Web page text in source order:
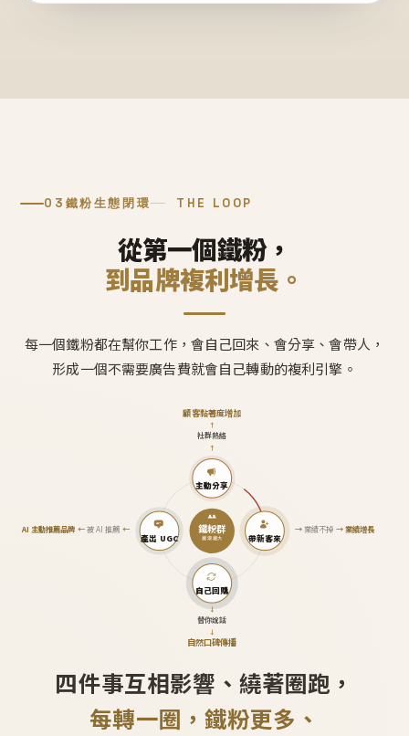
03 鐵粉生態閉環 THE LOOP
從第一個鐵粉，
到品牌複利增長。
每一個鐵粉都在幫你工作，會自己回來、會分享、會帶人，
形成一個不需要廣告費就會自己轉動的複利引擎。
鐵粉群
越滾越大
主動分享
↑
社群熱絡
↑
顧客黏著度增加
帶新客來
→業績不掉 →業績增長
自己回購
↓
替你說話
↓
自然口碑傳播
產出 UGC
AI 主動推薦品牌←被 AI 推薦 ←
四件事互相影響、繞著圈跑，
每轉一圈，鐵粉更多、